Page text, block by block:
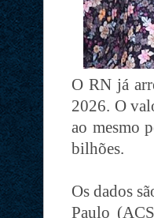
O RN já
2026. O
ao mesmo
bilhões.
Os dados
Paulo